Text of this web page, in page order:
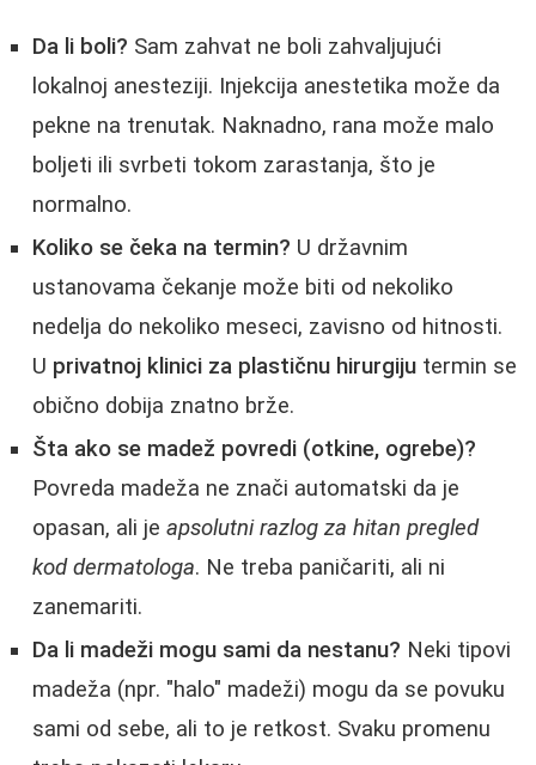
Da li boli? Sam zahvat ne boli zahvaljujući
lokalnoj anesteziji. Injekcija anestetika može da
pekne na trenutak. Naknadno, rana može malo
boljeti ili svrbeti tokom zarastanja, što je
normalno.
Koliko se čeka na termin? U državnim
ustanovama čekanje može biti od nekoliko
nedelja do nekoliko meseci, zavisno od hitnosti.
U privatnoj klinici za plastičnu hirurgiju termin se
obično dobija znatno brže.
Šta ako se madež povredi (otkine, ogrebe)?
Povreda madeža ne znači automatski da je
opasan, ali je apsolutni razlog za hitan pregled
kod dermatologa. Ne treba paničariti, ali ni
zanemariti.
Da li madeži mogu sami da nestanu? Neki tipovi
madeža (npr. "halo" madeži) mogu da se povuku
sami od sebe, ali to je retkost. Svaku promenu